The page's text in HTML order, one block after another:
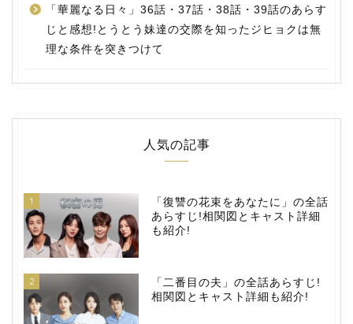
「華麗なる日々」36話・37話・38話・39話のあらす
じと感想!とうとう妹達の交際を知ったジヒョクは無
理な条件を突きつけて
人気の記事
1
「復讐の花束をあなたに」の全話
あらすじ!相関図とキャスト詳細
も紹介!
2
「二番目の夫」の全話あらすじ!
相関図とキャスト詳細も紹介!